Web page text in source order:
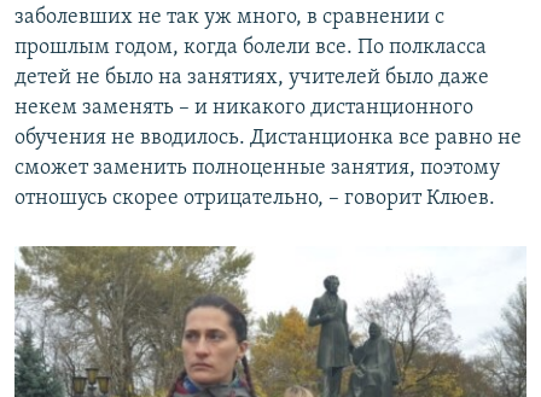
заболевших не так уж много, в сравнении с
прошлым годом, когда болели все. По полкласса
детей не было на занятиях, учителей было даже
некем заменять – и никакого дистанционного
обучения не вводилось. Дистанционка все равно не
сможет заменить полноценные занятия, поэтому
отношусь скорее отрицательно, – говорит Клюев.